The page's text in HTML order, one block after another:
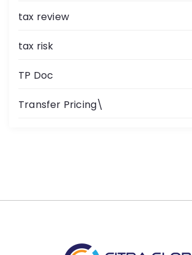
tax review
tax risk
TP Doc
Transfer Pricing\